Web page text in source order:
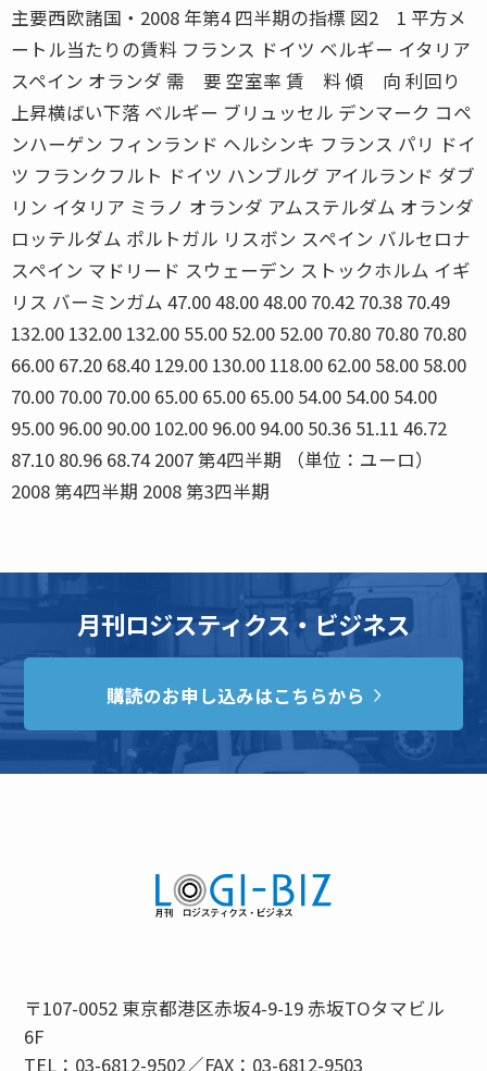
主要西欧諸国・2008 年第4 四半期の指標 図2 1 平方メ
ートル当たりの賃料 フランス ドイツ ベルギー イタリア
スペイン オランダ 需 要 空室率 賃 料 傾 向 利回り
上昇横ばい下落 ベルギー ブリュッセル デンマーク コペ
ンハーゲン フィンランド ヘルシンキ フランス パリ ドイ
ツ フランクフルト ドイツ ハンブルグ アイルランド ダブ
リン イタリア ミラノ オランダ アムステルダム オランダ
ロッテルダム ポルトガル リスボン スペイン バルセロナ
スペイン マドリード スウェーデン ストックホルム イギ
リス バーミンガム 47.00 48.00 48.00 70.42 70.38 70.49
132.00 132.00 132.00 55.00 52.00 52.00 70.80 70.80 70.80
66.00 67.20 68.40 129.00 130.00 118.00 62.00 58.00 58.00
70.00 70.00 70.00 65.00 65.00 65.00 54.00 54.00 54.00
95.00 96.00 90.00 102.00 96.00 94.00 50.36 51.11 46.72
87.10 80.96 68.74 2007 第4四半期 （単位：ユーロ）
2008 第4四半期 2008 第3四半期
月刊ロジスティクス・ビジネス
購読のお申し込みはこちらから
〒107-0052 東京都港区赤坂4-9-19 赤坂TOタマビル
6F
TEL：03-6812-9502／FAX：03-6812-9503